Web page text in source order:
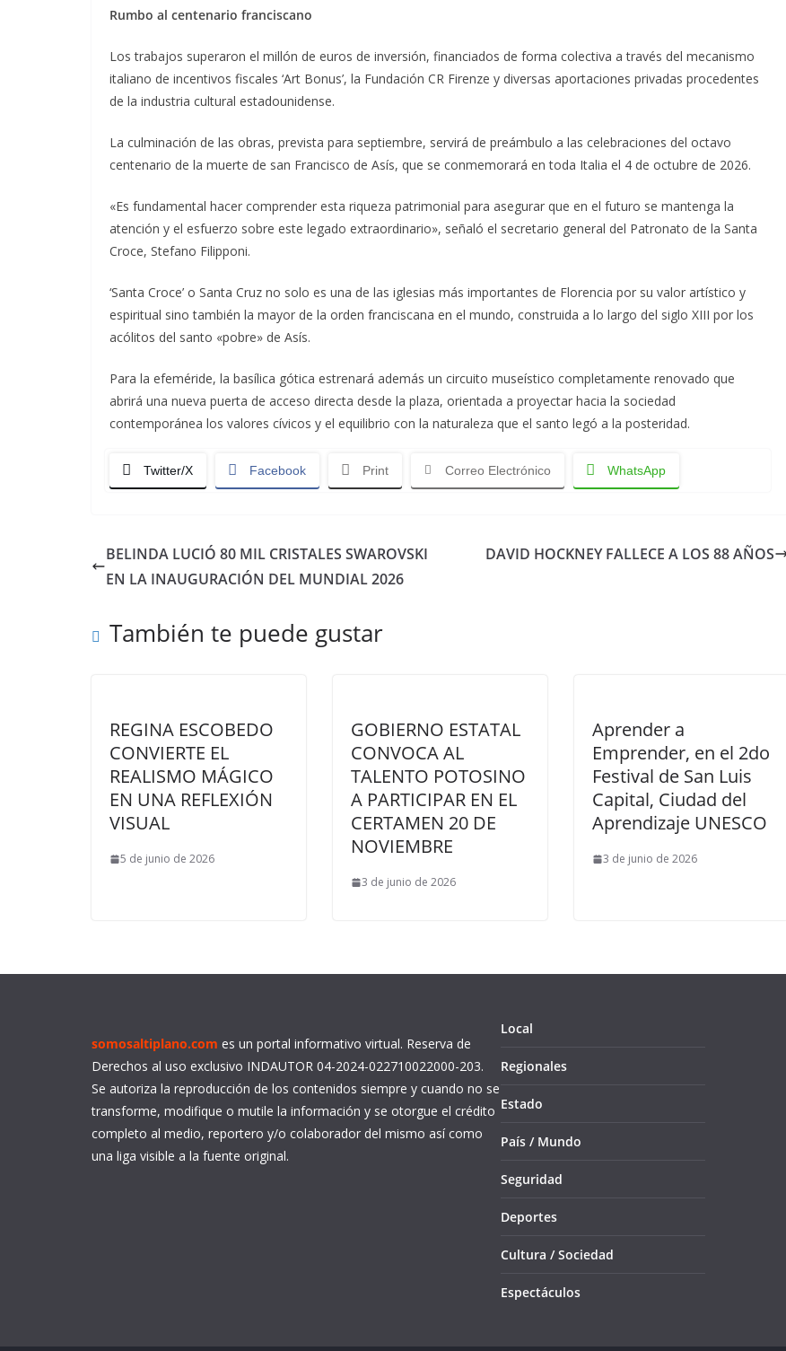
Rumbo al centenario franciscano
Los trabajos superaron el millón de euros de inversión, financiados de forma colectiva a través del mecanismo
italiano de incentivos fiscales ‘Art Bonus’, la Fundación CR Firenze y diversas aportaciones privadas procedentes
de la industria cultural estadounidense.
La culminación de las obras, prevista para septiembre, servirá de preámbulo a las celebraciones del octavo
centenario de la muerte de san Francisco de Asís, que se conmemorará en toda Italia el 4 de octubre de 2026.
«Es fundamental hacer comprender esta riqueza patrimonial para asegurar que en el futuro se mantenga la
atención y el esfuerzo sobre este legado extraordinario», señaló el secretario general del Patronato de la Santa
Croce, Stefano Filipponi.
‘Santa Croce’ o Santa Cruz no solo es una de las iglesias más importantes de Florencia por su valor artístico y
espiritual sino también la mayor de la orden franciscana en el mundo, construida a lo largo del siglo XIII por los
acólitos del santo «pobre» de Asís.
Para la efeméride, la basílica gótica estrenará además un circuito museístico completamente renovado que
abrirá una nueva puerta de acceso directa desde la plaza, orientada a proyectar hacia la sociedad
contemporánea los valores cívicos y el equilibrio con la naturaleza que el santo legó a la posteridad.
Twitter/X Facebook Print Correo Electrónico WhatsApp
BELINDA LUCIÓ 80 MIL CRISTALES SWAROVSKI
EN LA INAUGURACIÓN DEL MUNDIAL 2026
DAVID HOCKNEY FALLECE A LOS 88 AÑOS
También te puede gustar
REGINA ESCOBEDO
CONVIERTE EL
REALISMO MÁGICO
EN UNA REFLEXIÓN
VISUAL
5 de junio de 2026
GOBIERNO ESTATAL
CONVOCA AL
TALENTO POTOSINO
A PARTICIPAR EN EL
CERTAMEN 20 DE
NOVIEMBRE
3 de junio de 2026
Aprender a
Emprender, en el 2do
Festival de San Luis
Capital, Ciudad del
Aprendizaje UNESCO
3 de junio de 2026
somosaltiplano.com es un portal informativo virtual. Reserva de
Derechos al uso exclusivo INDAUTOR 04-2024-022710022000-203.
Se autoriza la reproducción de los contenidos siempre y cuando no se
transforme, modifique o mutile la información y se otorgue el crédito
completo al medio, reportero y/o colaborador del mismo así como
una liga visible a la fuente original.
Local
Regionales
Estado
País / Mundo
Seguridad
Deportes
Cultura / Sociedad
Espectáculos